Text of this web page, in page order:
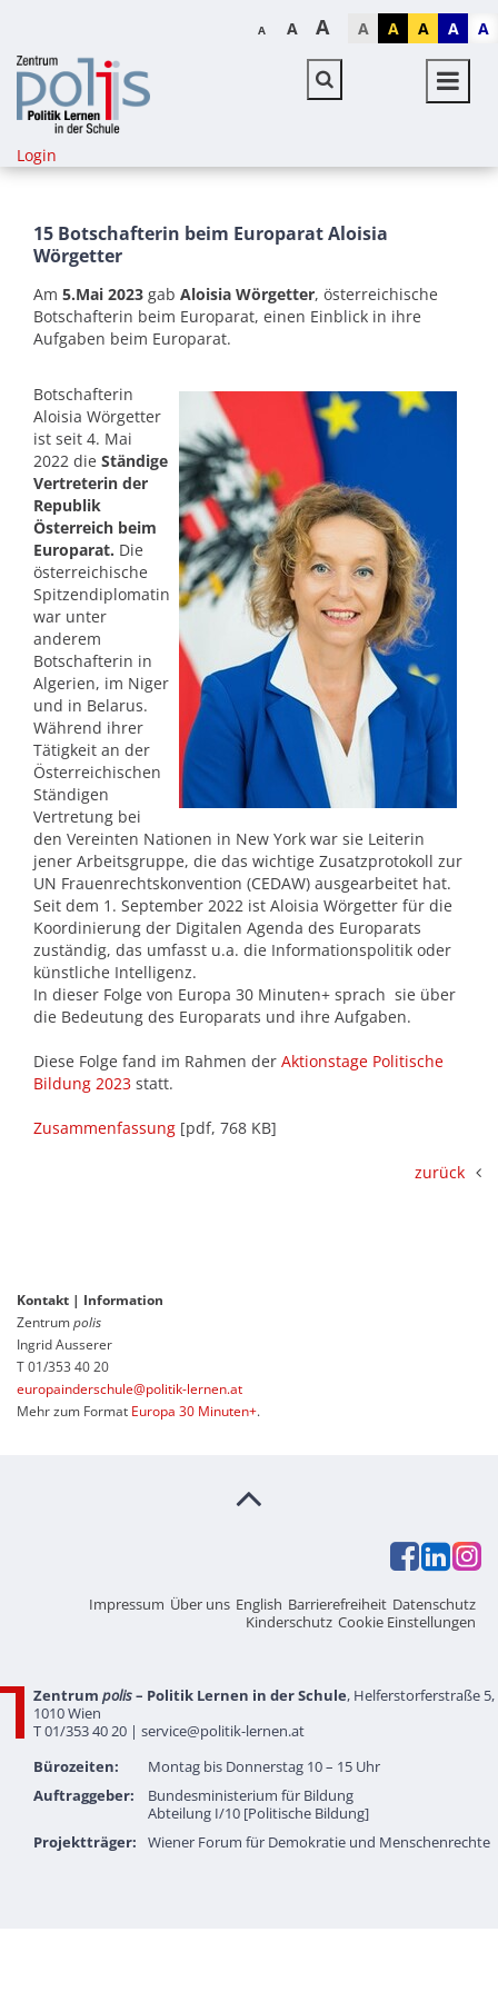
A A A A A A A A
Login
15 Botschafterin beim Europarat Aloisia
Wörgetter
Am 5.Mai 2023 gab Aloisia Wörgetter, österreichische
Botschafterin beim Europarat, einen Einblick in ihre
Aufgaben beim Europarat.
Botschafterin
Aloisia Wörgetter
ist seit 4. Mai
2022 die Ständige
Vertreterin der
Republik
Österreich beim
Europarat. Die
österreichische
Spitzendiplomatin
war unter
anderem
Botschafterin in
Algerien, im Niger
und in Belarus.
Während ihrer
Tätigkeit an der
Österreichischen
Ständigen
Vertretung bei
den Vereinten Nationen in New York war sie Leiterin
jener Arbeitsgruppe, die das wichtige Zusatzprotokoll zur
UN Frauenrechtskonvention (CEDAW) ausgearbeitet hat.
Seit dem 1. September 2022 ist Aloisia Wörgetter für die
Koordinierung der Digitalen Agenda des Europarats
zuständig, das umfasst u.a. die Informationspolitik oder
künstliche Intelligenz.
In dieser Folge von Europa 30 Minuten+ sprach sie über
die Bedeutung des Europarats und ihre Aufgaben.
Diese Folge fand im Rahmen der Aktionstage Politische
Bildung 2023 statt.
Zusammenfassung [pdf, 768 KB]
zurück
Kontakt | Information
Zentrumpolis
Ingrid Ausserer
T 01/353 40 20
europainderschule@politik-lernen.at
Mehr zum Format Europa 30 Minuten+.
Impressum Über uns English Barrierefreiheit Datenschutz
Kinderschutz Cookie Einstellungen
Zentrum polis– Politik Lernen in der Schule, Helferstorferstraße 5,
1010 Wien
T 01/353 40 20 | service@politik-lernen.at
Bürozeiten:
Montag bis Donnerstag 10 – 15 Uhr
Auftraggeber:
Bundesministerium für Bildung
Abteilung I/10 [Politische Bildung]
Projektträger:
Wiener Forum für Demokratie und Menschenrechte